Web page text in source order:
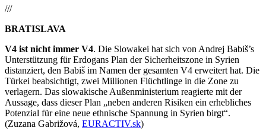
///
BRATISLAVA
V4 ist nicht immer V4. Die Slowakei hat sich von Andrej Babiš’s
Unterstützung für Erdogans Plan der Sicherheitszone in Syrien
distanziert, den Babiš im Namen der gesamten V4 erweitert hat. Die
Türkei beabsichtigt, zwei Millionen Flüchtlinge in die Zone zu
verlagern. Das slowakische Außenministerium reagierte mit der
Aussage, dass dieser Plan „neben anderen Risiken ein erhebliches
Potenzial für eine neue ethnische Spannung in Syrien birgt“.
(Zuzana Gabrižová, EURACTIV.sk)